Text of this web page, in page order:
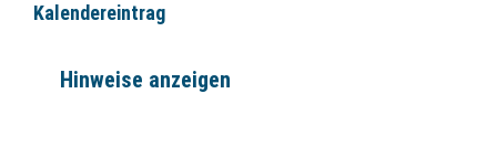
Kalendereintrag
Hinweise anzeigen